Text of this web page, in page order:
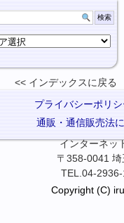
インデックスに 戻る
プライバシーポリ
通販・通信販売法
インターネッ
〒358-0041
TEL.04-
Copyright (C)